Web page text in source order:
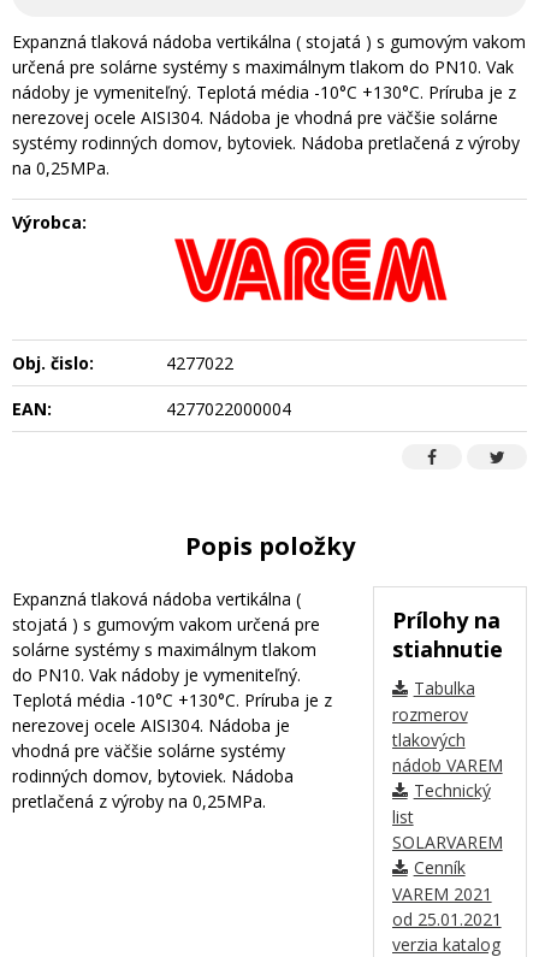
Expanzná tlaková nádoba vertikálna ( stojatá ) s gumovým vakom
určená pre solárne systémy s maximálnym tlakom do PN10. Vak
nádoby je vymeniteľný. Teplotá média -10°C +130°C. Príruba je z
nerezovej ocele AISI304. Nádoba je vhodná pre väčšie solárne
systémy rodinných domov, bytoviek. Nádoba pretlačená z výroby
na 0,25MPa.
Výrobca:
Obj. čislo:
4277022
EAN:
4277022000004
Popis položky
Prílohy na
stiahnutie
Tabulka
rozmerov
tlakových
nádob VAREM
Technický
list
SOLARVAREM
Cenník
VAREM 2021
od 25.01.2021
verzia katalog
Expanzná tlaková nádoba vertikálna (
stojatá ) s gumovým vakom určená pre
solárne systémy s maximálnym tlakom
do PN10. Vak nádoby je vymeniteľný.
Teplotá média -10°C +130°C. Príruba je z
nerezovej ocele AISI304. Nádoba je
vhodná pre väčšie solárne systémy
rodinných domov, bytoviek. Nádoba
pretlačená z výroby na 0,25MPa.